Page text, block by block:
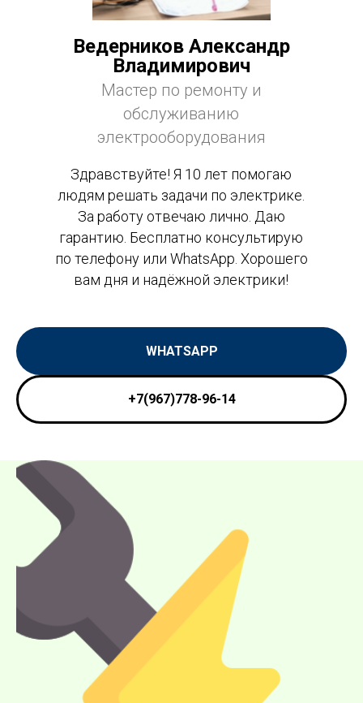
Ведерников Александр
Владимирович
Мастер по ремонту и
обслуживанию
электрооборудования
Здравствуйте! Я 10 лет помогаю
людям решать задачи по электрике.
За работу отвечаю лично. Даю
гарантию. Бесплатно консультирую
по телефону или WhatsApp. Хорошего
вам дня и надёжной электрики!
WHATSAPP
+7(967)778-96-14